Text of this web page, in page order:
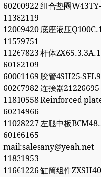
60200922 组合垫圈
11382119
12009420 底座液压
11579751
11267823 杆体
60182109
60001169 胶管4SH25-
60267982 连接器21226695
11810558 Reinforced
60214966
11028227 左腿中板
60166165
mail:salesany@yeah.net
11831953
11661226 缸筒组件